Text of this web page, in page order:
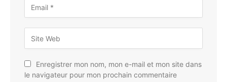
Enregistrer mon nom, mon e-mail et mon site dans
le navigateur pour mon prochain commentaire